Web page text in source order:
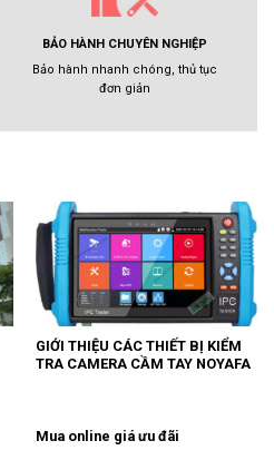
BẢO HÀNH CHUYÊN NGHIỆP
Bảo hành nhanh chóng, thủ tục
đơn giản
GIỚI THIỆU CÁC THIẾT BỊ KIỂM
TRA CAMERA CẦM TAY NOYAFA
Mua online giá ưu đãi